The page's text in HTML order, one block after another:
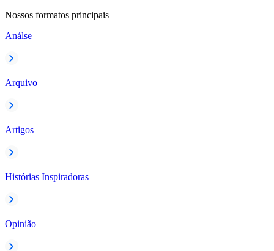
Nossos formatos principais
Análse
Arquivo
Artigos
Histórias Inspiradoras
Opinião